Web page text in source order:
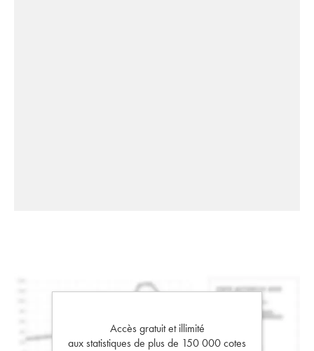
Accès gratuit et illimité
aux statistiques de plus de 150 000 cotes